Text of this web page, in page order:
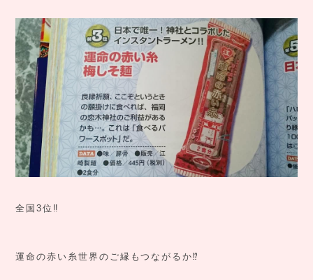
全国3位‼️
運命の赤い糸世界のご縁もつながるか⁉️